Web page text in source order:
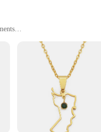
a soft and cozy
you're camping under the
easy to maintain. The
you need for a complete